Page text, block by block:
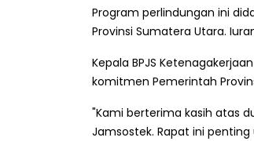
Program perlindungan ini
Provinsi Sumatera Utara.
Kepala BPJS
komitmen Pemerintah
"Kami berterima kasih atas
Jamsostek. Rapat ini